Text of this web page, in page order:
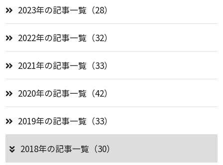
2023年の記事一覧（28）
2022年の記事一覧（32）
2021年の記事一覧（33）
2020年の記事一覧（42）
2019年の記事一覧（33）
2018年の記事一覧（30）